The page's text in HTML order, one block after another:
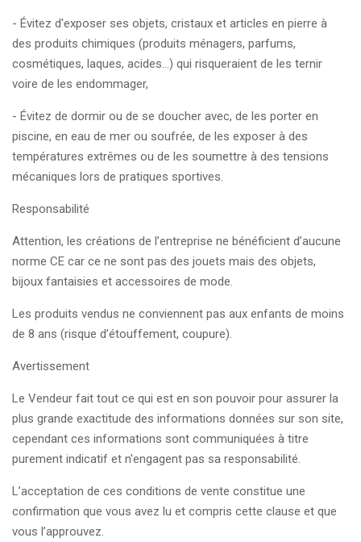
- Évitez d'exposer ses objets, cristaux et articles en pierre à
des produits chimiques (produits ménagers, parfums,
cosmétiques, laques, acides...) qui risqueraient de les ternir
voire de les endommager,
- Évitez de dormir ou de se doucher avec, de les porter en
piscine, en eau de mer ou soufrée, de les exposer à des
températures extrêmes ou de les soumettre à des tensions
mécaniques lors de pratiques sportives.
Responsabilité
Attention, les créations de l’entreprise ne bénéficient d’aucune
norme CE car ce ne sont pas des jouets mais des objets,
bijoux fantaisies et accessoires de mode.
Les produits vendus ne conviennent pas aux enfants de moins
de 8 ans (risque d’étouffement, coupure).
Avertissement
Le Vendeur fait tout ce qui est en son pouvoir pour assurer la
plus grande exactitude des informations données sur son site,
cependant ces informations sont communiquées à titre
purement indicatif et n'engagent pas sa responsabilité.
L’acceptation de ces conditions de vente constitue une
confirmation que vous avez lu et compris cette clause et que
vous l’approuvez.